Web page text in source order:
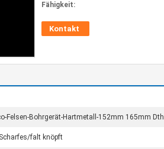
Fähigkeit:
Kontakt
Felsen-Bohrgerät-Hartmetall-152mm 165mm Dth
falt knöpft